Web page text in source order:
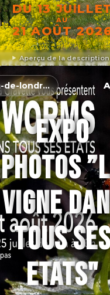
Aperçu de la description
DU 13
AU
21 AOÛT
DÉCOUVRIR
Saint-martin-de-londres
EXPO
PHOTOS
VIGNE
TOUS
ETATS"